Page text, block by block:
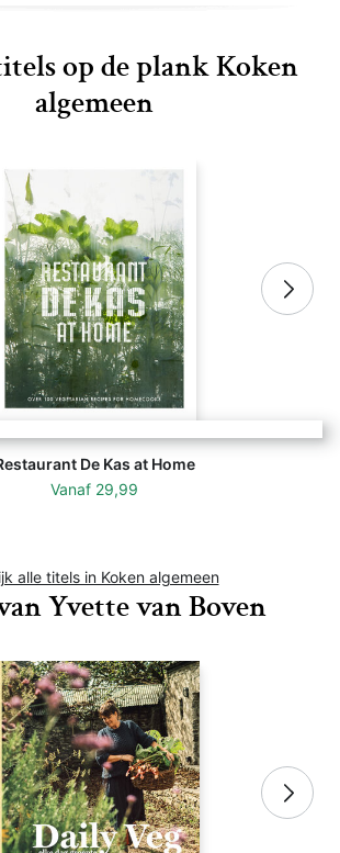
op de plank Koken
algemeen
De Kas at Home
Vanaf 29,99
alle titels in Koken algemeen
Yvette van Boven